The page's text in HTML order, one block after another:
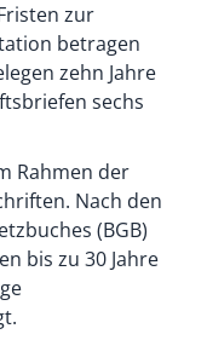
zur
betragen
zehn Jahre
sechs
Rahmen der
Nach den
(BGB)
bis zu 30 Jahre